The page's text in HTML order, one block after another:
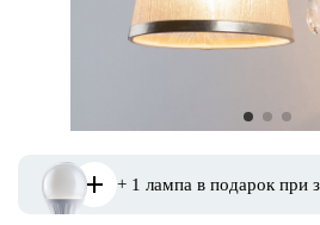
Споты
1 2
+ 1 лампа в подарок при